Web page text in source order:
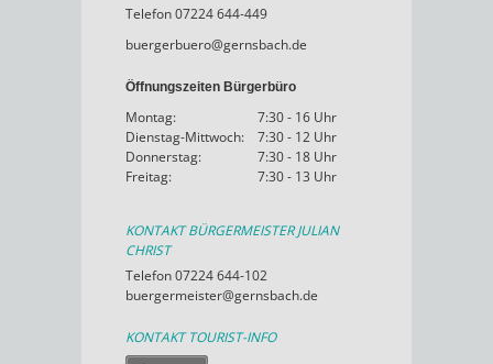
Telefon 07224 644-449
buergerbuero@gernsbach.de
Öffnungszeiten Bürgerbüro
Montag:
7:30 - 16 Uhr
Dienstag-Mittwoch:
7:30 - 12 Uhr
Donnerstag:
7:30 - 18 Uhr
Freitag:
7:30 - 13 Uhr
KONTAKT BÜRGERMEISTER JULIAN
CHRIST
Telefon 07224 644-102
buergermeister@gernsbach.de
KONTAKT TOURIST-INFO